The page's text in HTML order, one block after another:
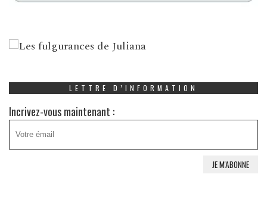
LETTRE D’INFORMATION
Incrivez-vous maintenant :